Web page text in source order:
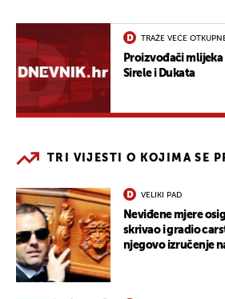
TRAŽE VEĆE
Proizvođači
Sirele i Dukata
TRI VIJESTI O KOJIMA SE
VELIKI PAD
Neviđene mjere
skrivao i gradio
njegovo izručenje